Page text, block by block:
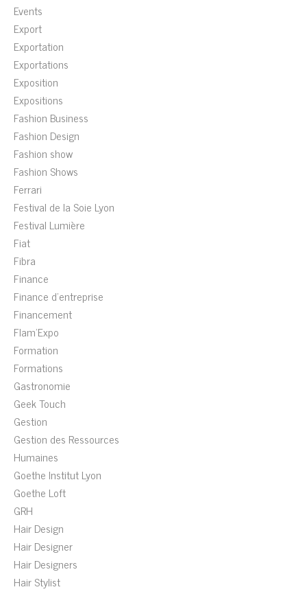
Events
Export
Exportation
Exportations
Exposition
Expositions
Fashion Business
Fashion Design
Fashion show
Fashion Shows
Ferrari
Festival de la Soie Lyon
Festival Lumière
Fiat
Fibra
Finance
Finance d'entreprise
Financement
Flam'Expo
Formation
Formations
Gastronomie
Geek Touch
Gestion
Gestion des Ressources
Humaines
Goethe Institut Lyon
Goethe Loft
GRH
Hair Design
Hair Designer
Hair Designers
Hair Stylist